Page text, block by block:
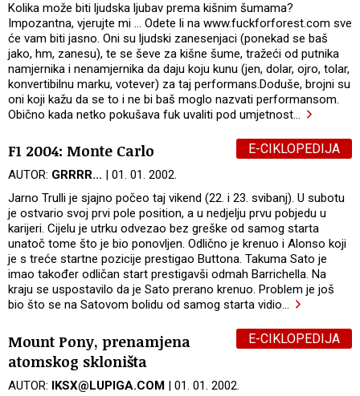
Kolika može biti ljudska ljubav prema kišnim šumama?
Impozantna, vjerujte mi ... Odete li na www.fuckforforest.com sve
će vam biti jasno. Oni su ljudski zanesenjaci (ponekad se baš
jako, hm, zanesu), te se ševe za kišne šume, tražeći od putnika
namjernika i nenamjernika da daju koju kunu (jen, dolar, ojro, tolar,
konvertibilnu marku, votever) za taj performans.Doduše, brojni su
oni koji kažu da se to i ne bi baš moglo nazvati performansom.
Obično kada netko pokušava fuk uvaliti pod umjetnost…
E-CIKLOPEDIJA
F1 2004: Monte Carlo
AUTOR: GRRRR... | 01. 01. 2002.
Jarno Trulli je sjajno počeo taj vikend (22. i 23. svibanj). U subotu
je ostvario svoj prvi pole position, a u nedjelju prvu pobjedu u
karijeri. Cijelu je utrku odvezao bez greške od samog starta
unatoč tome što je bio ponovljen. Odlično je krenuo i Alonso koji
je s treće startne pozicije prestigao Buttona. Takuma Sato je
imao također odličan start prestigavši odmah Barrichella. Na
kraju se uspostavilo da je Sato prerano krenuo. Problem je još
bio što se na Satovom bolidu od samog starta vidio…
E-CIKLOPEDIJA
Mount Pony, prenamjena
atomskog skloništa
AUTOR: IKSX@LUPIGA.COM | 01. 01. 2002.